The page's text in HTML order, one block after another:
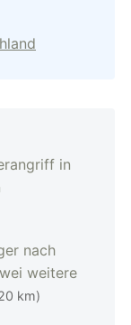
in
nach
weitere
km)